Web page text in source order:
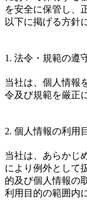
を安全に保管し、
以下に掲げる方針
1. 法令・規範の遵
当社は、個人情報
令及び規範を厳正
2. 個人情報の利用
当社は、あらかじ
により例外として
的及び個人情報の
利用目的の範囲内